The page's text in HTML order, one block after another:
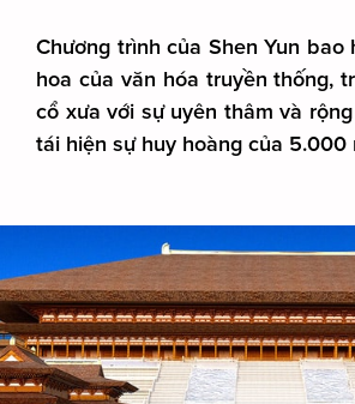
Chương trình của Shen Yun bao
hoa của văn hóa truyền thống,
cổ xưa với sự uyên thâm và
tái hiện sự huy hoàng của 5.000